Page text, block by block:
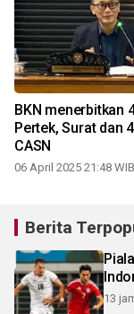
BKN menerbitkan
Pertek, Surat dan
CASN
06 April 2025 21:48
Berita
13